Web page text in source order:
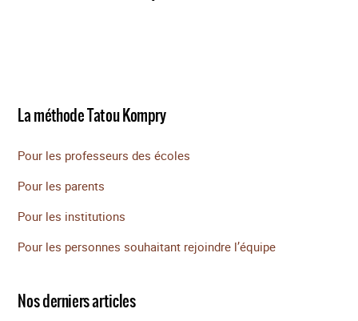
La méthode Tatou Kompry
Pour les professeurs des écoles
Pour les parents
Pour les institutions
Pour les personnes souhaitant rejoindre l’équipe
Nos derniers articles